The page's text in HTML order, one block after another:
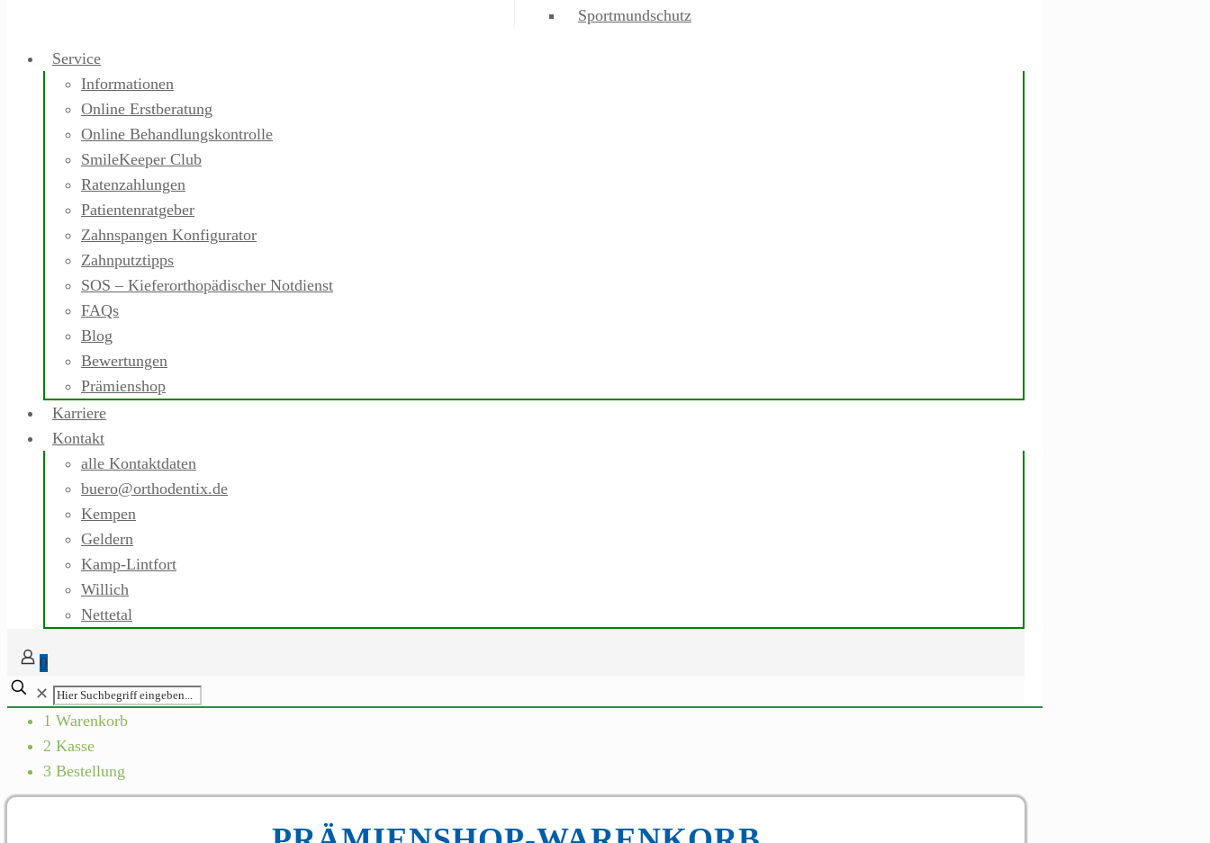
Sportmundschutz
Service
Informationen
Online Erstberatung
Online Behandlungskontrolle
SmileKeeper Club
Ratenzahlungen
Patientenratgeber
Zahnspangen Konfigurator
Zahnputztipps
SOS – Kieferorthopädischer Notdienst
FAQs
Blog
Bewertungen
Prämienshop
Karriere
Kontakt
alle Kontaktdaten
buero@orthodentix.de
Kempen
Geldern
Kamp-Lintfort
Willich
Nettetal
0
✕
1 Warenkorb
2 Kasse
3 Bestellung